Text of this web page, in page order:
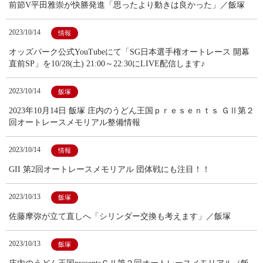
前節V平田雅崇が快勝発進「思ったより動きは良かった」／飯塚
2023/10/14 情報
オッズパーク公式YouTubeにて「SG日本選手権オートレース 開幕
直前SP」を10/28(土) 21:00～22:30にLIVE配信します♪
2023/10/14 飯塚
2023年10月14日 飯塚 庄内のうどん王国ｐｒｅｓｅｎｔｓ ＧⅡ第２
回オートレースメモリアル整備情報
2023/10/14 情報
GII 第2回オートレースメモリアル 団体戦にも注目！！
2023/10/13 飯塚
佐藤摩弥が立て直しへ「シリンダー交換も考えます」／飯塚
2023/10/13 飯塚